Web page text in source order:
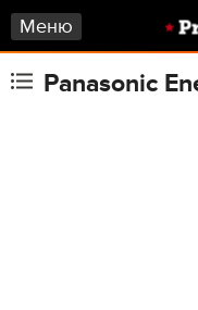
Меню
Panasonic